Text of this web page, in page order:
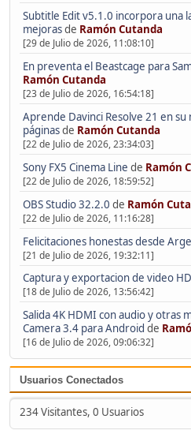
Subtitle Edit v5.1.0 incorpora una
mejorasde Ramón Cutanda
[29 de Julio de 2026, 11:08:10]
En preventa el Beastcage para
Ramón Cutanda
[23 de Julio de 2026, 16:54:18]
Aprende Davinci Resolve 21 en
páginasde Ramón Cutanda
[22 de Julio de 2026, 23:34:03]
Sony FX5 Cinema Line de Ramón
[22 de Julio de 2026, 18:59:52]
OBS Studio 32.2.0 de Ramón
[22 de Julio de 2026, 11:16:28]
Felicitaciones honestas desde
[21 de Julio de 2026, 19:32:11]
Captura y exportacion de video HD
[18 de Julio de 2026, 13:56:42]
Salida 4K HDMI con audio y otras
Camera 3.4 para Android de
[16 de Julio de 2026, 09:06:32]
Usuarios Conectados
234 Visitantes, 0 Usuarios